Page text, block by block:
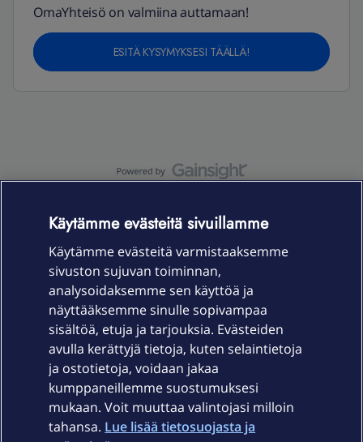
OmaYhteisö on valmiina auttamaan!
ESITÄ KYSYMYKSESI TÄÄLLÄ!
Laitteet & liittymät
Palvelut
Ajankohtaista
Käytämme evästeitä sivuillamme
Käytämme evästeitä varmistaaksemme
sivuston sujuvan toiminnan,
analysoidaksemme sen käyttöä ja
näyttääksemme sinulle sopivampaa
sisältöä, etuja ja tarjouksia. Evästeiden
avulla kerättyjä tietoja, kuten selaintietoja
ja ostotietoja, voidaan jakaa
kumppaneillemme suostumuksesi
mukaan. Voit muuttaa valintojasi milloin
tahansa. Lue lisää tietosuojasta ja